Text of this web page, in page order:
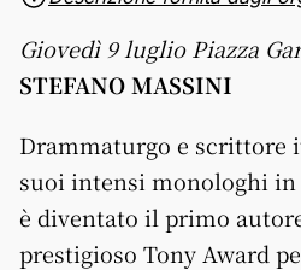
Giovedì 9 luglio Piazza
STEFANO MASSINI
Drammaturgo e scrittore
suoi intensi monologhi in
è diventato il primo
prestigioso Tony Award